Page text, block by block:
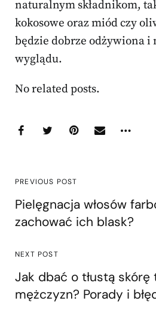
naturalnym składnikom,
kokosowe oraz miód czy
będzie dobrze odżywiona i
wyglądu.
No related posts.
PREVIOUS POST
Pielęgnacja włosów
zachować ich blask?
NEXT POST
Jak dbać o tłustą skórę
mężczyzn? Porady i